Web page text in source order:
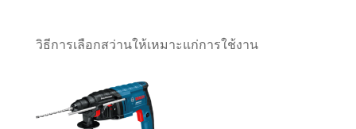
วิธีการเลือกสว่านให้เหมาะแก่การใช้งาน